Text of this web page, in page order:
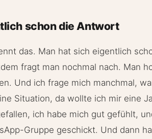
schon die Antwort
das. Man hat sich eigentlich
fragt man nochmal nach. Man
Und ich frage mich manchmal,
Situation, da wollte ich mir eine
ich habe mich gut gefühlt,
Gruppe geschickt. Und dann